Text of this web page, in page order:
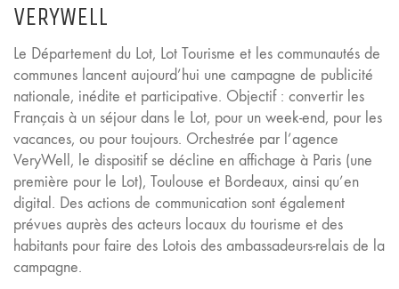
VERYWELL
Le Département du Lot, Lot Tourisme et les communautés de
communes lancent aujourd’hui une campagne de publicité
nationale, inédite et participative. Objectif : convertir les
Français à un séjour dans le Lot, pour un week-end, pour les
vacances, ou pour toujours. Orchestrée par l’agence
VeryWell, le dispositif se décline en affichage à Paris (une
première pour le Lot), Toulouse et Bordeaux, ainsi qu’en
digital. Des actions de communication sont également
prévues auprès des acteurs locaux du tourisme et des
habitants pour faire des Lotois des ambassadeurs-relais de la
campagne.